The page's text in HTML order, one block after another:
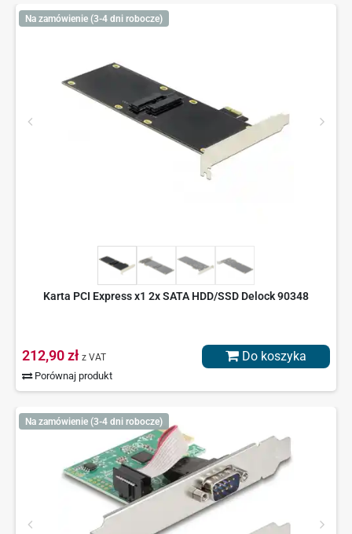
Na zamówienie (3-4 dni robocze)
Karta PCI Express x1 2x SATA HDD/SSD Delock 90348
212,90 zł z VAT
Porównaj produkt
Do koszyka
Na zamówienie (3-4 dni robocze)